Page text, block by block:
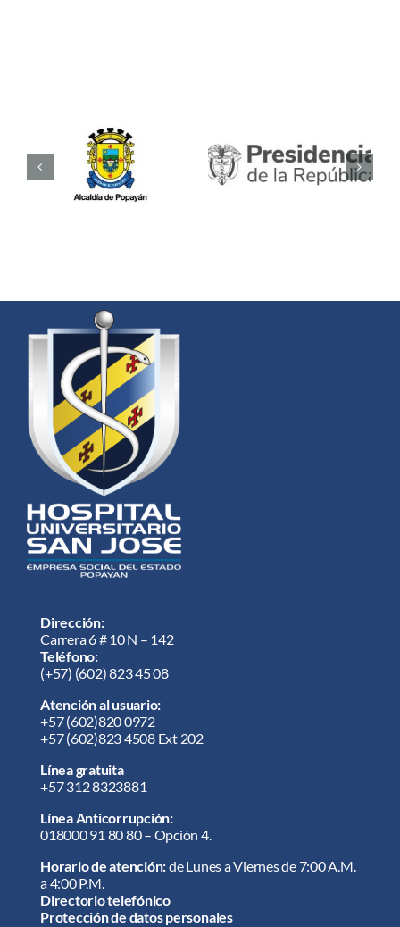
Dirección:
Carrera 6 # 10 N – 142
Teléfono:
(+57) (602) 823 45 08
Atención al usuario:
+57(602)820 0972
+57(602)823 4508 Ext 202
Línea gratuita
+57 312 8323881
Línea Anticorrupción:
018000 91 80 80 – Opción 4.
Horario de atención:de Lunes a Viernes de 7:00 A.M.
a 4:00 P.M.
Directorio telefónico
Protección de datos personales